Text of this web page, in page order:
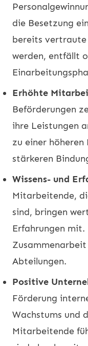
die Besetzung
bereits
werden, entfällt
Erhöhte
Beförderungen
ihre Leistungen
zu einer
stärkeren
Wissens- und
Mitarbeitende,
sind, bringen
Erfahrungen
Zusammenarbeit
Abteilungen.
Positive
Förderung
Wachstums und
Mitarbeitende